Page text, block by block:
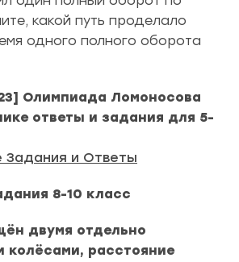
какой путь проделало
одного полного оборота
Олимпиада Ломоносова
ответы и задания для 5-
Задания и Ответы
8-10 класс
двумя отдельно
колёсами, расстояние